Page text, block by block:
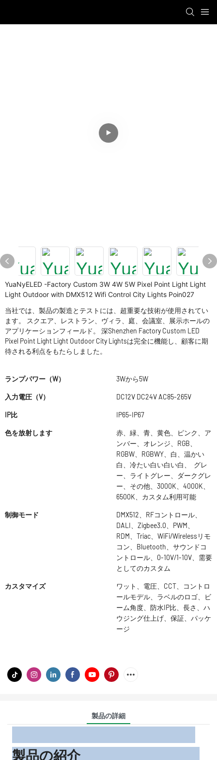
YuaNyELED -Factory Custom 3W 4W 5W Pixel Point Light Light
Light Outdoor with DMX512 Wifi Control City Lights Poin027
当社では、製品の製造とテストには、超重要な技術が使用されてい
ます。 スクエア、レストラン、ヴィラ、庭、会議室、展示ホールの
アプリケーションフィールド。 深Shenzhen Factory Custom LED
Pixel Point Light Light Outdoor City Lightsは完全に機能し、顧客に期
待される利点をもたらしました。
ランプパワー（W） 3Wから5W
入力電圧（V） DC12V DC24V AC85-265V
IP比 IP65-IP67
色を放射します
赤、緑、青、黄色、ピンク、ア
ンバー、オレンジ、RGB、
RGBW、RGBWY、白、温かい
白、冷たい白い白い白、 グレ
ー、ライトグレー、ダークグレ
ー、その他、3000K、4000K、
6500K、カスタム利用可能
制御モード
DMX512、RFコントロール、
DALI、Zigbee3.0、PWM、
RDM、Triac、WiFi/Wirelessリモ
コン、Bluetooth、サウンドコ
ントロール、0-10V/1-10V、需要
としてのカスタム
カスタマイズ
ワット、電圧、CCT、コントロ
ールモデル、ラベルのロゴ、ビ
ーム角度、防水IP比、長さ、ハ
ウジング仕上げ、保証、パッケ
ージ
製品の詳細
製品の紹介